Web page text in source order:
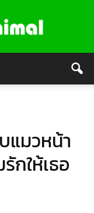
แมวหน้า
กให้เธอ